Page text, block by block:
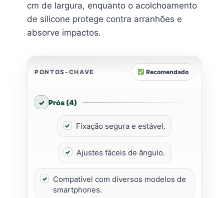
cm de largura, enquanto o acolchoamento
de silicone protege contra arranhões e
absorve impactos.
PONTOS-CHAVE Recomendado
Prós (4)
Fixação segura e estável.
Ajustes fáceis de ângulo.
Compatível com diversos modelos de
smartphones.